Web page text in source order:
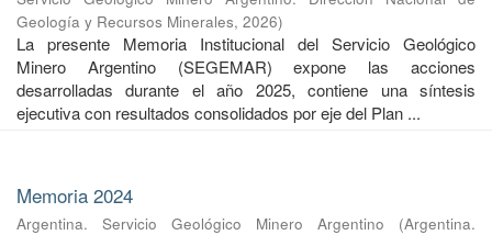
Geología y Recursos Minerales, 2026)
La presente Memoria Institucional del Servicio Geológico
Minero Argentino (SEGEMAR) expone las acciones
desarrolladas durante el año 2025, contiene una síntesis
ejecutiva con resultados consolidados por eje del Plan ...
Memoria 2024
Argentina. Servicio Geológico Minero Argentino (Argentina.